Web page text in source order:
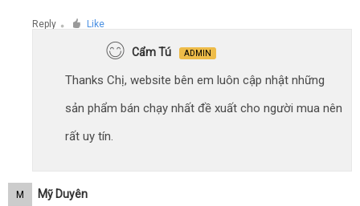
Reply ● Like
Cẩm Tú ADMIN
Thanks Chị, website bên em luôn cập nhật những
sản phẩm bán chạy nhất đề xuất cho người mua nên
rất uy tín.
M Mỹ Duyên